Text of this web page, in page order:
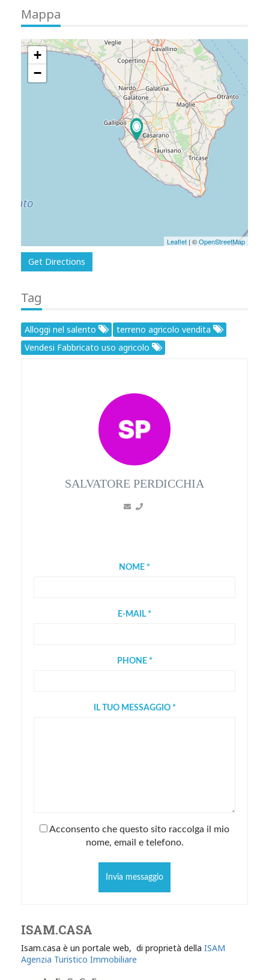
Mappa
+
−
Leaflet | ©OpenStreetMap
Get Directions
Tag
Alloggi nel salento
terreno agricolo vendita
Vendesi Fabbricato uso agricolo
SALVATORE PERDICCHIA
NOME *
E-MAIL *
PHONE *
IL TUO MESSAGGIO *
Acconsento che questo sito raccolga il mio
nome, email e telefono.
Invia messaggio
ISAM.CASA
Isam.casa è un portale web, di proprietà della ISAM
Agenzia Turistico Immobiliare